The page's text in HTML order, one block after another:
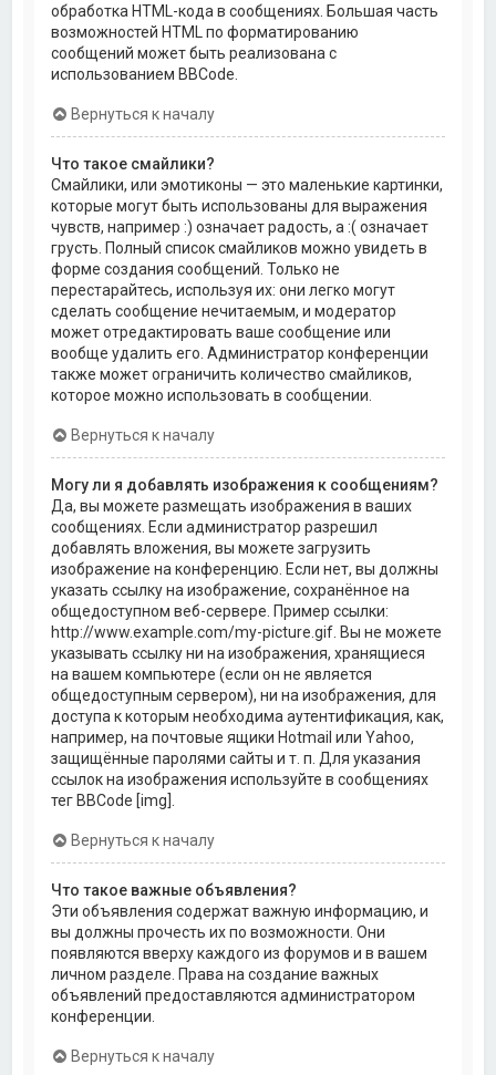
обработка HTML-кода в сообщениях. Большая часть
возможностей HTML по форматированию
сообщений может быть реализована с
использованием BBCode.
Вернуться к началу
Что такое смайлики?
Смайлики, или эмотиконы — это маленькие картинки,
которые могут быть использованы для выражения
чувств, например :) означает радость, а :( означает
грусть. Полный список смайликов можно увидеть в
форме создания сообщений. Только не
перестарайтесь, используя их: они легко могут
сделать сообщение нечитаемым, и модератор
может отредактировать ваше сообщение или
вообще удалить его. Администратор конференции
также может ограничить количество смайликов,
которое можно использовать в сообщении.
Вернуться к началу
Могу ли я добавлять изображения к сообщениям?
Да, вы можете размещать изображения в ваших
сообщениях. Если администратор разрешил
добавлять вложения, вы можете загрузить
изображение на конференцию. Если нет, вы должны
указать ссылку на изображение, сохранённое на
общедоступном веб-сервере. Пример ссылки:
http://www.example.com/my-picture.gif. Вы не можете
указывать ссылку ни на изображения, хранящиеся
на вашем компьютере (если он не является
общедоступным сервером), ни на изображения, для
доступа к которым необходима аутентификация, как,
например, на почтовые ящики Hotmail или Yahoo,
защищённые паролями сайты и т. п. Для указания
ссылок на изображения используйте в сообщениях
тег BBCode [img].
Вернуться к началу
Что такое важные объявления?
Эти объявления содержат важную информацию, и
вы должны прочесть их по возможности. Они
появляются вверху каждого из форумов и в вашем
личном разделе. Права на создание важных
объявлений предоставляются администратором
конференции.
Вернуться к началу